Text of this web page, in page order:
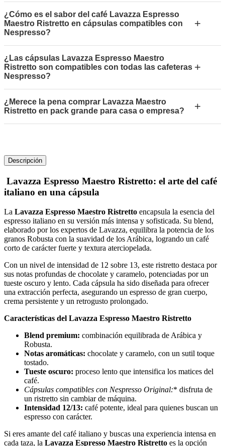
¿Cómo es el sabor del café Lavazza Espresso
Maestro Ristretto en cápsulas compatibles con
Nespresso?
+
¿Las cápsulas Lavazza Espresso Maestro
Ristretto son compatibles con todas las cafeteras
Nespresso?
+
¿Merece la pena comprar Lavazza Maestro
Ristretto en pack grande para casa o empresa?
+
Descripción
Lavazza Espresso Maestro Ristretto: el arte del café
italiano en una cápsula
La Lavazza Espresso Maestro Ristretto encapsula la esencia del
espresso italiano en su versión más intensa y sofisticada. Su blend,
elaborado por los expertos de Lavazza, equilibra la potencia de los
granos Robusta con la suavidad de los Arábica, logrando un café
corto de carácter fuerte y textura aterciopelada.
Con un nivel de intensidad de 12 sobre 13, este ristretto destaca por
sus notas profundas de chocolate y caramelo, potenciadas por un
tueste oscuro y lento. Cada cápsula ha sido diseñada para ofrecer
una extracción perfecta, asegurando un espresso de gran cuerpo,
crema persistente y un retrogusto prolongado.
Características del Lavazza Espresso Maestro Ristretto
Blend premium: combinación equilibrada de Arábica y
Robusta.
Notas aromáticas: chocolate y caramelo, con un sutil toque
tostado.
Tueste oscuro: proceso lento que intensifica los matices del
café.
Cápsulas compatibles con Nespresso Original:* disfruta de
un ristretto sin cambiar de máquina.
Intensidad 12/13: café potente, ideal para quienes buscan un
espresso con carácter.
Si eres amante del café italiano y buscas una experiencia intensa en
cada taza, la Lavazza Espresso Maestro Ristretto es la opción